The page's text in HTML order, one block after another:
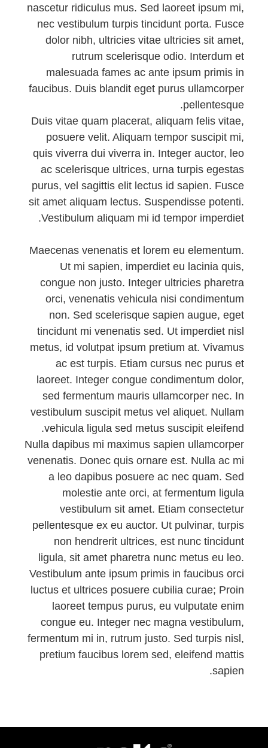
nascetur ridiculus mus. Sed laoreet ipsum mi,
nec vestibulum turpis tincidunt porta. Fusce
dolor nibh, ultricies vitae ultricies sit amet,
rutrum scelerisque odio. Interdum et
malesuada fames ac ante ipsum primis in
faucibus. Duis blandit eget purus ullamcorper
pellentesque.
Duis vitae quam placerat, aliquam felis vitae,
posuere velit. Aliquam tempor suscipit mi,
quis viverra dui viverra in. Integer auctor, leo
ac scelerisque ultrices, urna turpis egestas
purus, vel sagittis elit lectus id sapien. Fusce
sit amet aliquam lectus. Suspendisse potenti.
Vestibulum aliquam mi id tempor imperdiet.
Maecenas venenatis et lorem eu elementum.
Ut mi sapien, imperdiet eu lacinia quis,
congue non justo. Integer ultricies pharetra
orci, venenatis vehicula nisi condimentum
non. Sed scelerisque sapien augue, eget
tincidunt mi venenatis sed. Ut imperdiet nisl
metus, id volutpat ipsum pretium at. Vivamus
ac est turpis. Etiam cursus nec purus et
laoreet. Integer congue condimentum dolor,
sed fermentum mauris ullamcorper nec. In
vestibulum suscipit metus vel aliquet. Nullam
vehicula ligula sed metus suscipit eleifend.
Nulla dapibus mi maximus sapien ullamcorper
venenatis. Donec quis ornare est. Nulla ac mi
a leo dapibus posuere ac nec quam. Sed
molestie ante orci, at fermentum ligula
vestibulum sit amet. Etiam consectetur
pellentesque ex eu auctor. Ut pulvinar, turpis
non hendrerit ultrices, est nunc tincidunt
ligula, sit amet pharetra nunc metus eu leo.
Vestibulum ante ipsum primis in faucibus orci
luctus et ultrices posuere cubilia curae; Proin
laoreet tempus purus, eu vulputate enim
congue eu. Integer nec magna vestibulum,
fermentum mi in, rutrum justo. Sed turpis nisl,
pretium faucibus lorem sed, eleifend mattis
sapien.